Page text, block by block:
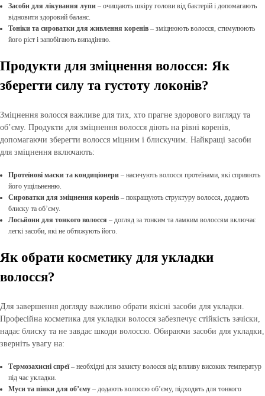
Засоби для лікування лупи– очищають шкіру голови від бактерій і допомагають
відновити здоровий баланс.
Тоніки та сироватки для живлення коренів– зміцнюють волосся, стимулюють
його ріст і запобігають випадінню.
Продукти для зміцнення волосся: Як
зберегти силу та густоту локонів?
Зміцнення волосся важливе для тих, хто прагне здорового вигляду та
об’єму. Продукти для зміцнення волосся діють на рівні коренів,
допомагаючи зберегти волосся міцним і блискучим. Найкращі засоби
для зміцнення включають:
Протеїнові маски та кондиціонери– насичують волосся протеїнами, які сприяють
його ущільненню.
Сироватки для зміцнення коренів– покращують структуру волосся, додають
блиску та об’єму.
Лосьйони для тонкого волосся – догляд за тонким та ламким волоссям включає
легкі засоби, які не обтяжують його.
Як обрати косметику для укладки
волосся?
Для завершення догляду важливо обрати якісні засоби для укладки.
Професійна косметика для укладки волосся забезпечує стійкість зачіски,
надає блиску та не завдає шкоди волоссю. Обираючи засоби для укладки,
зверніть увагу на:
Термозахисні спреї– необхідні для захисту волосся від впливу високих температур
під час укладки.
Муси та пінки для об’єму– додають волоссю об’єму, підходять для тонкого